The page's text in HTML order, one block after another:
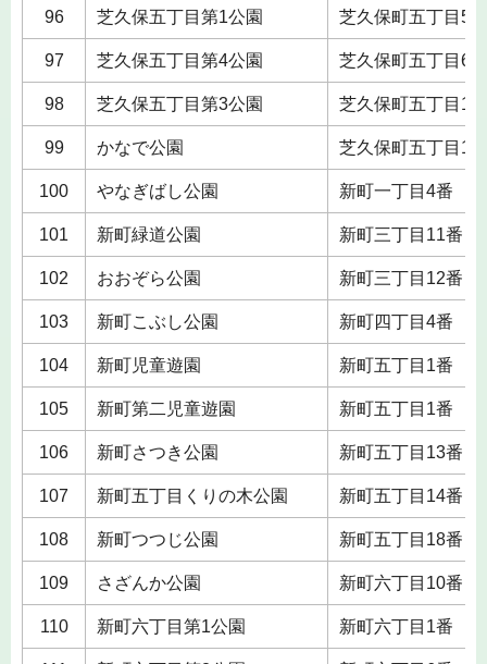
96 芝久保五丁目第1公園 芝久保町五丁目5番
97 芝久保五丁目第4公園 芝久保町五丁目6番
98 芝久保五丁目第3公園 芝久保町五丁目10
99 かなで公園 芝久保町五丁目10
100 やなぎばし公園 新町一丁目4番
101 新町緑道公園 新町三丁目11番
102 おおぞら公園 新町三丁目12番
103 新町こぶし公園 新町四丁目4番
104 新町児童遊園 新町五丁目1番
105 新町第二児童遊園 新町五丁目1番
106 新町さつき公園 新町五丁目13番
107 新町五丁目くりの木公園 新町五丁目14番
108 新町つつじ公園 新町五丁目18番
109 さざんか公園 新町六丁目10番
110 新町六丁目第1公園 新町六丁目1番